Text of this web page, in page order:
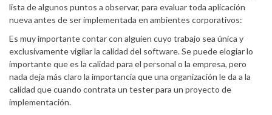
lista de algunos puntos a observar, para evaluar toda aplicación
nueva antes de ser implementada en ambientes corporativos:
Es muy importante contar con alguien cuyo trabajo sea única y
exclusivamente vigilar la calidad del software. Se puede elogiar lo
importante que es la calidad para el personal o la empresa, pero
nada deja más claro la importancia que una organización le da a la
calidad que cuando contrata un tester para un proyecto de
implementación.